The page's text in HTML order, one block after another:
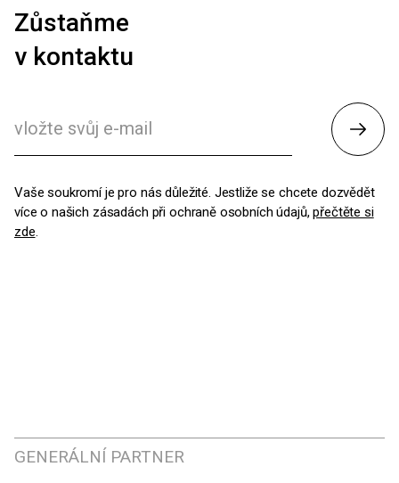
Zůstaňme
v kontaktu
Vaše soukromí je pro nás důležité. Jestliže se chcete dozvědět
více o našich zásadách při ochraně osobních údajů,přečtěte si
zde.
GENERÁLNÍ PARTNER